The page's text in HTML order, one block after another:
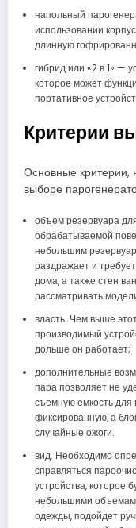
напольный
использовании
длинную
гибрид или «2 в 1» —
которое может
портативное
Критерии
Основные критерии,
выборе
объем резервуара
обрабатываемой
небольшим
раздражает и
дома, а также стен
рассматривать
власть. Чем выше
производимый
дольше он работает;
дополнительные
пара позволяет не
съемную емкость для
фиксированную, а
случайные ожоги.
вид. Необходимо
справляться
устройства, которое
небольшими
одежды, подойдет